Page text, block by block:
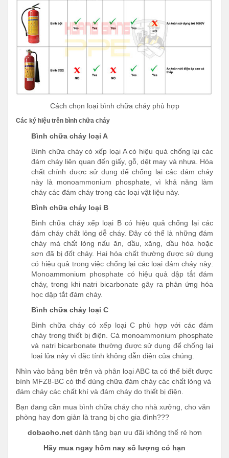
Cách chọn loại bình chữa cháy phù hợp
Các ký hiệu trên bình chữa cháy
Bình chữa cháy loại A
Bình chữa cháy có xếp loại A có hiệu quả chống lại các
đám cháy liên quan đến giấy, gỗ, dệt may và nhựa. Hóa
chất chính được sử dụng để chống lại các đám cháy
này là monoammonium phosphate, vì khả năng làm
cháy các đám cháy trong các loại vật liệu này.
Bình chữa cháy loại B
Bình chữa cháy xếp loại B có hiệu quả chống lại các
đám cháy chất lỏng dễ cháy. Đây có thể là những đám
cháy mà chất lỏng nấu ăn, dầu, xăng, dầu hỏa hoặc
sơn đã bị đốt cháy. Hai hóa chất thường được sử dụng
có hiệu quả trong việc chống lại các loại đám cháy này:
Monoammonium phosphate có hiệu quả dập tắt đám
cháy, trong khi natri bicarbonate gây ra phản ứng hóa
học dập tắt đám cháy.
Bình chữa cháy loại C
Bình chữa cháy có xếp loại C phù hợp với các đám
cháy trong thiết bị điện. Cả monoammonium phosphate
và natri bicarbonate thường được sử dụng để chống lại
loại lửa này vì đặc tính không dẫn điện của chúng.
Nhìn vào bảng bên trên và phân loại ABC ta có thể biết được
bình MFZ8-BC có thể dùng chữa đám cháy các chất lỏng và
đám cháy các chất khí và đám cháy do thiết bị điện.
Bạn đang cần mua bình chữa cháy cho nhà xưởng, cho văn
phòng hay đơn giản là trang bị cho gia đình???
dobaoho.netdành tặng bạn ưu đãi không thể rẻ hơn
Hãy mua ngay hôm nay số lượng có hạn